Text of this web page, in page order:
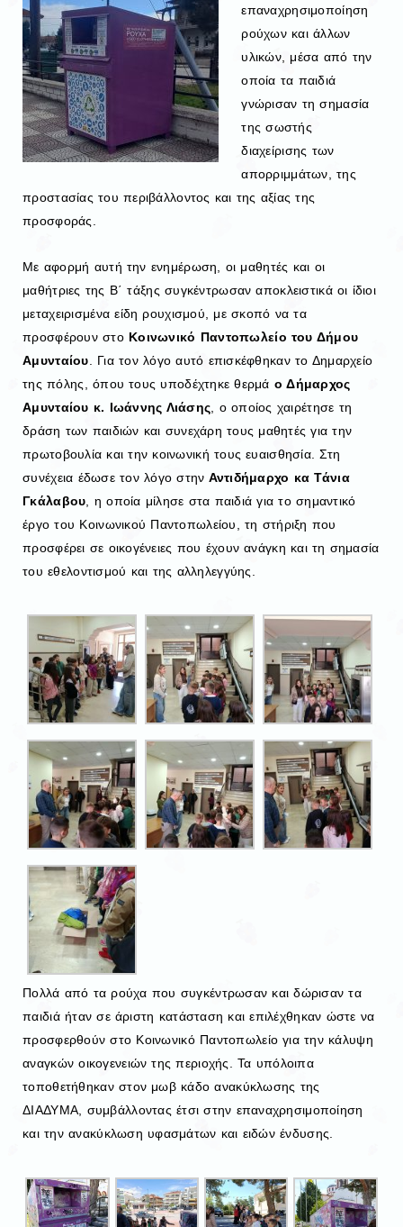
επαναχρησιμοποίηση
ρούχων και άλλων
υλικών, μέσα από την
οποία τα παιδιά
γνώρισαν τη σημασία
της σωστής
διαχείρισης των
απορριμμάτων, της
προστασίας του περιβάλλοντος και της αξίας της
προσφοράς.
Με αφορμή αυτή την ενημέρωση, οι μαθητές και οι
μαθήτριες της Β΄ τάξης συγκέντρωσαν αποκλειστικά οι ίδιοι
μεταχειρισμένα είδη ρουχισμού, με σκοπό να τα
προσφέρουν στο Κοινωνικό Παντοπωλείο του Δήμου
Αμυνταίου . Για τον λόγο αυτό επισκέφθηκαν το Δημαρχείο
της πόλης, όπου τους υποδέχτηκε θερμά ο Δήμαρχος
Αμυνταίου κ. Ιωάννης Λιάσης , ο οποίος χαιρέτησε τη
δράση των παιδιών και συνεχάρη τους μαθητές για την
πρωτοβουλία και την κοινωνική τους ευαισθησία. Στη
συνέχεια έδωσε τον λόγο στην Αντιδήμαρχο κα Τάνια
Γκάλαβου , η οποία μίλησε στα παιδιά για το σημαντικό
έργο του Κοινωνικού Παντοπωλείου, τη στήριξη που
προσφέρει σε οικογένειες που έχουν ανάγκη και τη σημασία
του εθελοντισμού και της αλληλεγγύης.
Πολλά από τα ρούχα που συγκέντρωσαν και δώρισαν τα
παιδιά ήταν σε άριστη κατάσταση και επιλέχθηκαν ώστε να
προσφερθούν στο Κοινωνικό Παντοπωλείο για την κάλυψη
αναγκών οικογενειών της περιοχής. Τα υπόλοιπα
τοποθετήθηκαν στον μωβ κάδο ανακύκλωσης της
ΔΙΑΔΥΜΑ, συμβάλλοντας έτσι στην επαναχρησιμοποίηση
και την ανακύκλωση υφασμάτων και ειδών ένδυσης.